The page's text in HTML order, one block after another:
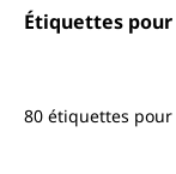
Note moyenne
Étiquettes
80 étiquettes